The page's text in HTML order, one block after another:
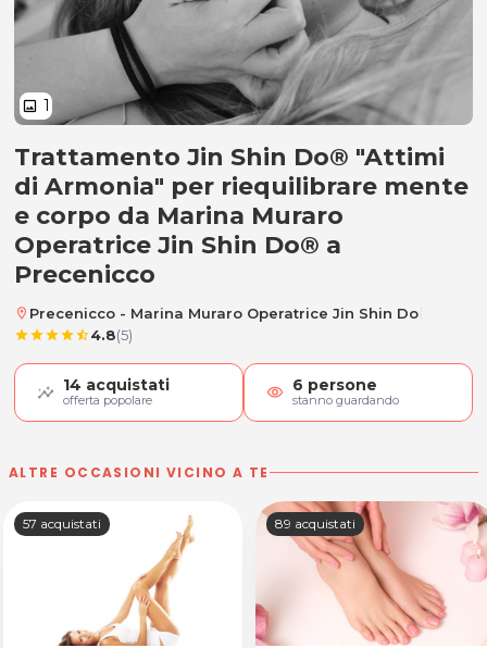
image 1
Trattamento Jin Shin Do®
Trattamento Jin Shin Do® "Attimi
di Armonia" per riequilibrare mente
e corpo da Marina Muraro
Operatrice Jin Shin Do® a
Precenicco
location_on Precenicco - Marina Muraro Operatrice Jin Shin Do
starstarstarstarstar_half4.8(5)
14 acquistati
offerta popolare visibility 6 persone
stanno guardando
ALTRE OCCASIONI VICINO A TE
57 acquistati 89 acquistati